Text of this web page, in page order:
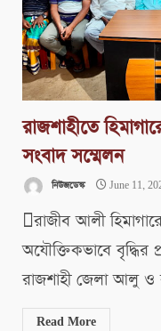
রাজশাহীতে
সংবাদ সম্মেলন
নিউজডেস্ক June 11,
রাজীব আলী
অযৌক্তিকভাবে বৃদ্ধির
রাজশাহী জেলা আলু ও
Read More